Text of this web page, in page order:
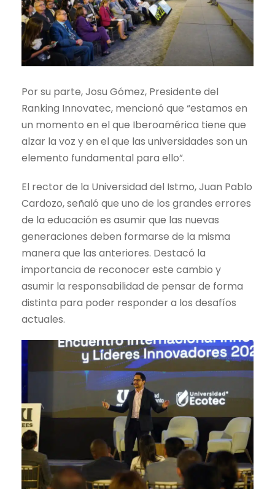
Por su parte, Josu Gómez, Presidente del
Ranking Innovatec, mencionó que “estamos en
un momento en el que Iberoamérica tiene que
alzar la voz y en el que las universidades son un
elemento fundamental para ello”.
El rector de la Universidad del Istmo, Juan Pablo
Cardozo, señaló que uno de los grandes errores
de la educación es asumir que las nuevas
generaciones deben formarse de la misma
manera que las anteriores. Destacó la
importancia de reconocer este cambio y
asumir la responsabilidad de pensar de forma
distinta para poder responder a los desafíos
actuales.